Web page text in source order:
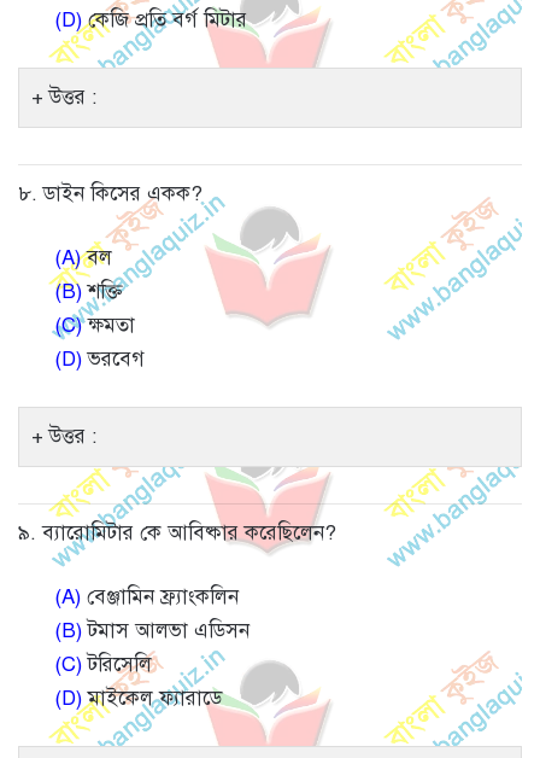
(D)কেজি প্রতি বর্গ মিটার
উত্তর :
৮. ডাইন কিসের একক?
(A)বল
(B)শক্তি
(C)ক্ষমতা
(D)ভরবেগ
উত্তর :
৯. ব্যারোমিটার কে আবিষ্কার করেছিলেন?
(A) বেঞ্জামিন ফ্র্যাংকলিন
(B)টমাস আলভা এডিসন
(C)টরিসেলি
(D)মাইকেল ফ্যারাডে